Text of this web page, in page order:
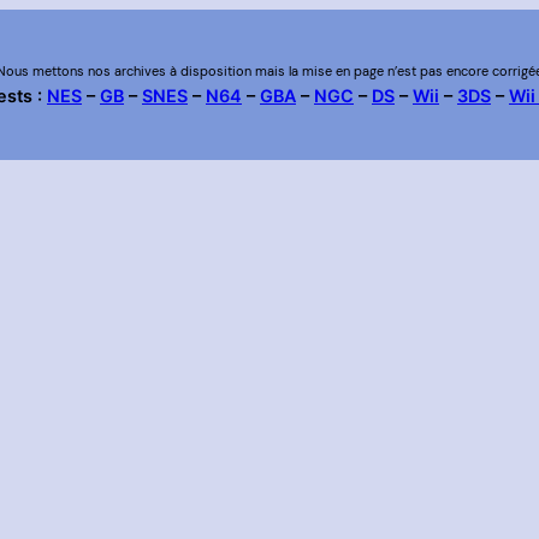
mettons nos archives à disposition mais la mise en page n’est pas encore
: NES–GB–SNES– N64 –GBA– NGC – DS–Wii – 3DS–Wii